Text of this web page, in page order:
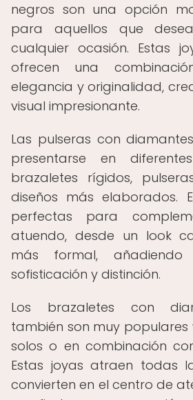
negros son una opción
para aquellos que
cualquier ocasión. Estas
ofrecen una
elegancia y originalidad,
visual impresionante.
Las pulseras con
presentarse en
brazaletes rígidos,
diseños más elaborados.
perfectas para
atuendo, desde un look
más formal,
sofisticación y distinción.
Los brazaletes con
también son muy populares
solos o en combinación
Estas joyas atraen todas
convierten en el centro de